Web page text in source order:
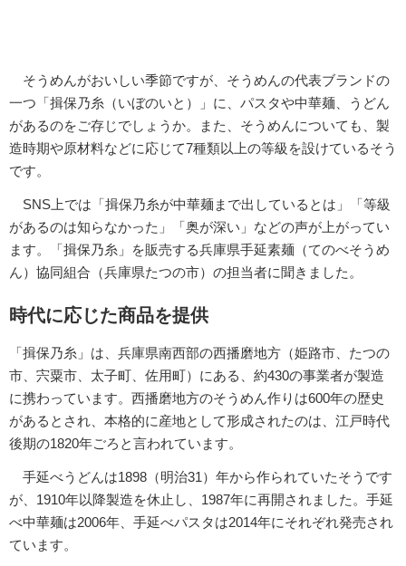
そうめんがおいしい季節ですが、そうめんの代表ブランドの
一つ「揖保乃糸（いぼのいと）」に、パスタや中華麺、うどん
があるのをご存じでしょうか。また、そうめんについても、製
造時期や原材料などに応じて7種類以上の等級を設けているそう
です。
SNS上では「揖保乃糸が中華麺まで出しているとは」「等級
があるのは知らなかった」「奥が深い」などの声が上がってい
ます。「揖保乃糸」を販売する兵庫県手延素麺（てのべそうめ
ん）協同組合（兵庫県たつの市）の担当者に聞きました。
時代に応じた商品を提供
「揖保乃糸」は、兵庫県南西部の西播磨地方（姫路市、たつの
市、宍粟市、太子町、佐用町）にある、約430の事業者が製造
に携わっています。西播磨地方のそうめん作りは600年の歴史
があるとされ、本格的に産地として形成されたのは、江戸時代
後期の1820年ごろと言われています。
手延べうどんは1898（明治31）年から作られていたそうです
が、1910年以降製造を休止し、1987年に再開されました。手延
べ中華麺は2006年、手延べパスタは2014年にそれぞれ発売され
ています。